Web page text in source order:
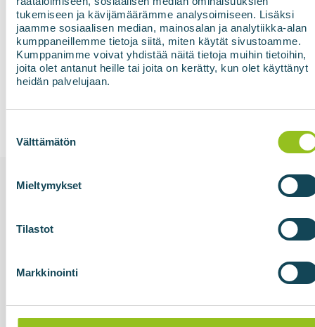
tukemiseen ja kävijämäärämme analysoimiseen. Lisäksi
jaamme sosiaalisen median, mainosalan ja analytiikka-alan
kumppaneillemme tietoja siitä, miten käytät sivustoamme.
Kumppanimme voivat yhdistää näitä tietoja muihin tietoihin,
joita olet antanut heille tai joita on kerätty, kun olet käyttänyt
heidän palvelujaan.
valinta
Välttämätön
Mieltymykset
Tilastot
Markkinointi
jani.kangasaho@biovoima.fi